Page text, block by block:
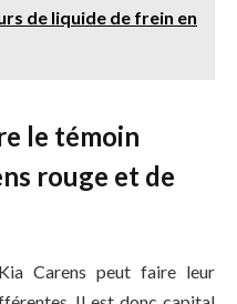
de liquide de frein en
le témoin
rouge et de
Carens peut faire leur